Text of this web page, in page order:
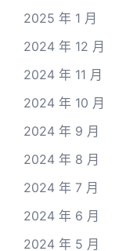
2025 年 1 月
2024 年 12 月
2024 年 11 月
2024 年 10 月
2024 年 9 月
2024 年 8 月
2024 年 7 月
2024 年 6 月
2024 年 5 月